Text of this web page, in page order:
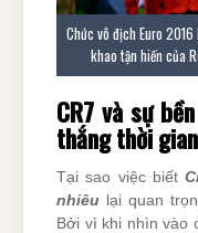
Chức vô địch Euro
khao tận hiến của
CR7 và sự
thắng thời
Tại sao việc biết
nhiêu lại quan
Bởi vì khi nhìn vào